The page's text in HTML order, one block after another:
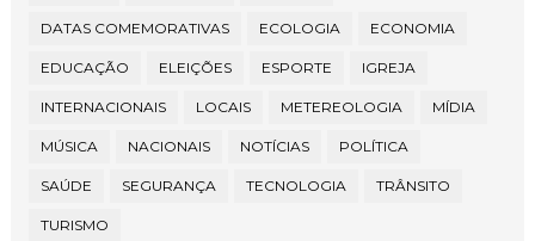
DATAS COMEMORATIVAS ECOLOGIA ECONOMIA
EDUCAÇÃO ELEIÇÕES ESPORTE IGREJA
INTERNACIONAIS LOCAIS METEREOLOGIA MÍDIA
MÚSICA NACIONAIS NOTÍCIAS POLÍTICA
SAÚDE SEGURANÇA TECNOLOGIA TRÂNSITO
TURISMO